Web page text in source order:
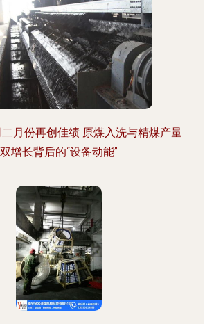
月份再创佳绩 原煤入洗与精煤产量
双增长背后的“设备动能”